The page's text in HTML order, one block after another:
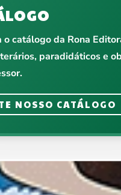
o catálogo da Rona
paradidáticos e
NOSSO CATÁLOGO